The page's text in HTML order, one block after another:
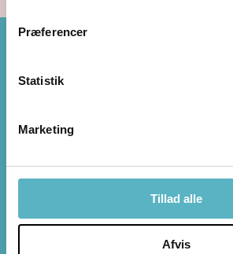
Præferencer
Statistik
Marketing
Tillad alle
Afvis
Få direkte besked
Vi arbejder hele tiden på at
foredrag og til arrangementer,
klogere på din sundhed –
psykisk. Tilmeld dig her - så bliver